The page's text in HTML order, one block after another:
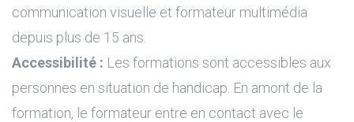
communication visuelle et formateur multimédia
depuis plus de 15 ans.
Accessibilité : Les formations sont accessibles aux
personnes en situation de handicap. En amont de la
formation, le formateur entre en contact avec le